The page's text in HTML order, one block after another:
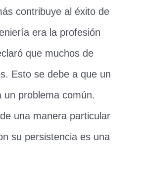
contribuye al éxito de
era la profesión
que muchos de
Esto se debe a que un
un problema común.
una manera particular
su persistencia es una